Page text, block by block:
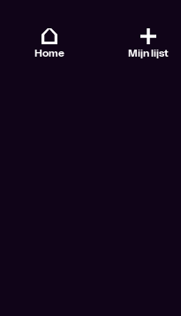
Home Mijn lijst